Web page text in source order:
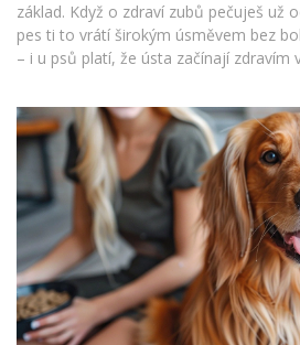
základ. Když o zdraví zubů pečuješ už
pes ti to vrátí širokým úsměvem bez
– i u psů platí, že ústa začínají zdravím